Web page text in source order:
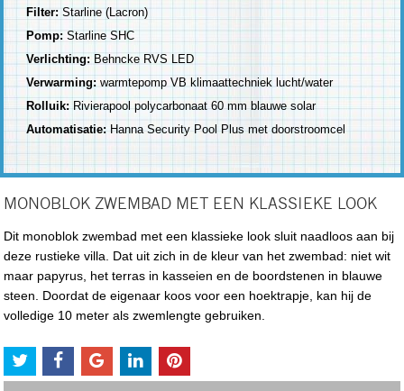
Filter: Starline (Lacron)
Pomp:Starline SHC
Verlichting: Behncke RVS LED
Verwarming: warmtepomp VB klimaattechniek lucht/water
Rolluik: Rivierapool polycarbonaat 60 mm blauwe solar
Automatisatie: Hanna Security Pool Plus met doorstroomcel
MONOBLOK ZWEMBAD MET EEN KLASSIEKE LOOK
Dit monoblok zwembad met een klassieke look sluit naadloos aan bij
deze rustieke villa. Dat uit zich in de kleur van het zwembad: niet wit
maar papyrus, het terras in kasseien en de boordstenen in blauwe
steen. Doordat de eigenaar koos voor een hoektrapje, kan hij de
volledige 10 meter als zwemlengte gebruiken.